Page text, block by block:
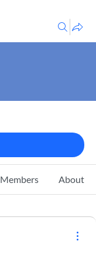
Members About